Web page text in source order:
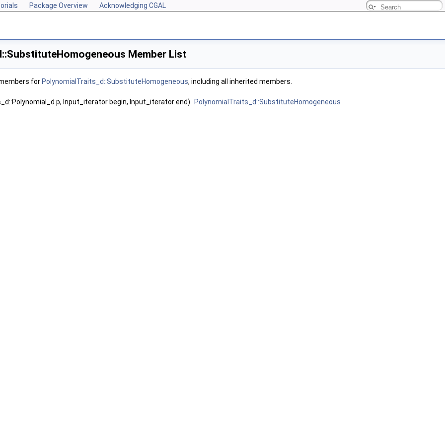
Package Overview Acknowledging CGAL
Member List
for PolynomialTraits_d::SubstituteHomogeneous, including all inherited members.
p, Input_iterator begin, Input_iterator end) PolynomialTraits_d::SubstituteHomogeneous